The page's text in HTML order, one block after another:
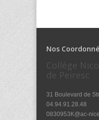
Nos
Collège
de Peiresc
31 Boulevard de
04.94.91.28.48
0830953K@ac-